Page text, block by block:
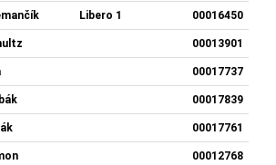
Libero 1 00016450
00013901
00017737
00017839
00017761
00012768